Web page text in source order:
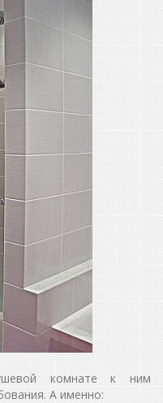
комнате к ним
А именно: